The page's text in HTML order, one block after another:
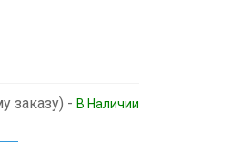
заказу) - В Наличии